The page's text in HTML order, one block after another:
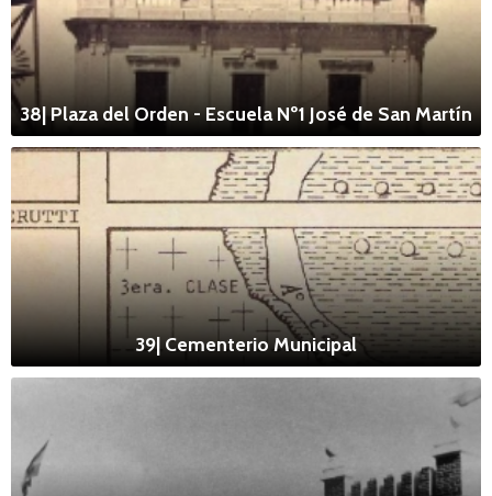
38| Plaza del Orden - Escuela Nº1 José de San Martín
39| Cementerio Municipal